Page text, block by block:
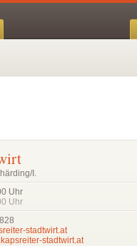
I.
Uhr
Uhr
stadtwirt.at
stadtwirt.at